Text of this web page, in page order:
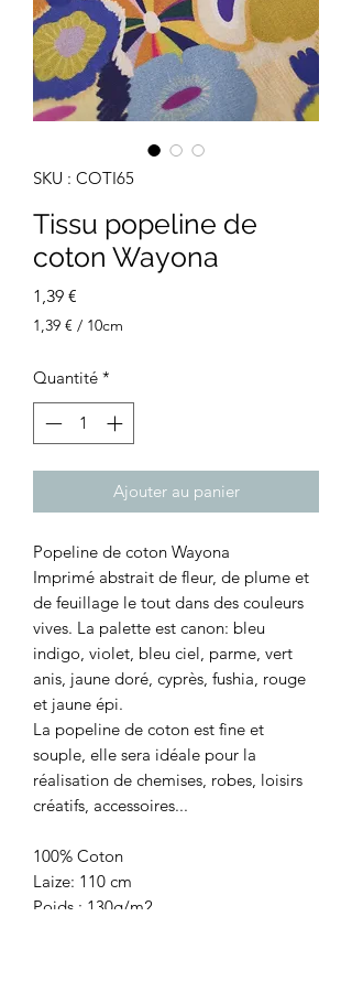
SKU : COTI65
Tissu popeline de
coton Wayona
1,39 €
1,39 € / 10cm
10
Centimètres
Quantité *
Ajouter au panier
Popeline de coton Wayona
Imprimé abstrait de fleur, de plume et
de feuillage le tout dans des couleurs
vives. La palette est canon: bleu
indigo, violet, bleu ciel, parme, vert
anis, jaune doré, cyprès, fushia, rouge
et jaune épi.
La popeline de coton est fine et
souple, elle sera idéale pour la
réalisation de chemises, robes, loisirs
créatifs, accessoires...
100% Coton
Laize: 110 cm
Poids : 130g/m2